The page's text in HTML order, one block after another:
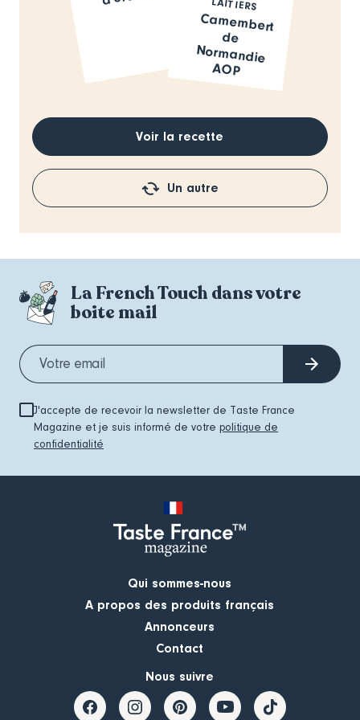
LAITIERS
Camembert
de
Normandie
AOP
Voir la recette
Un autre
La French Touch dans votre
boite mail
J'accepte de recevoir la newsletter de Taste France
Magazine et je suis informé de votre politique de
confidentialité
Qui sommes-nous
A propos des produits français
Annonceurs
Contact
Nous suivre